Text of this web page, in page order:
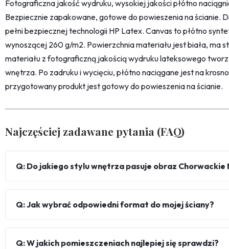
Fotograficzna jakość wydruku, wysokiej jakości płótno
Bezpiecznie zapakowane, gotowe do powieszenia na ścianie.
pełni bezpiecznej technologii HP Latex. Canvas to płótno
wynoszącej 260 g/m2. Powierzchnia materiału jest biała, ma
materiału z fotograficzną jakością wydruku lateksowego
wnętrza. Po zadruku i wycięciu, płótno naciągane jest na
przygotowany produkt jest gotowy do powieszenia na ścianie.
Najczęściej zadawane pytania (FAQ)
Q: Do jakiego stylu wnętrza pasuje obraz Chorwackie
Q: Jak wybrać odpowiedni format do mojej ściany?
Q: W jakich pomieszczeniach najlepiej się sprawdzi?